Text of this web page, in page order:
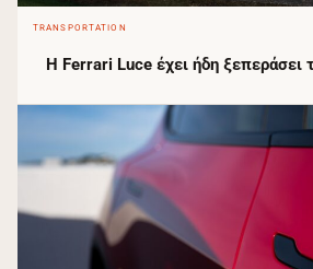
TRANSPORTATION
Η Ferrari Luce έχει ήδη ξεπεράσει